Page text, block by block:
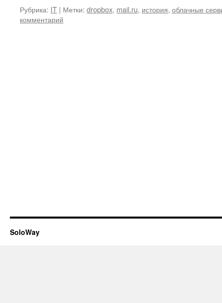
Рубрика: IT | Метки: dropbox, mail.ru, история, облачные
комментарий
SoloWay